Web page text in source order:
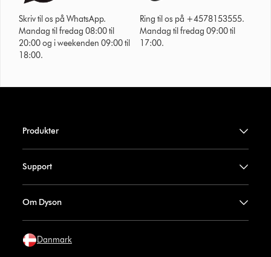
Skriv til os på WhatsApp.
Mandag til fredag 08:00 til
20:00 og i weekenden 09:00 til
18:00.
Ring til os på +4578153555.
Mandag til fredag 09:00 til
17:00.
Produkter
Support
Om Dyson
Danmark